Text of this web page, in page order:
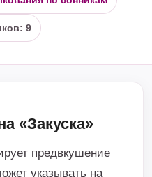
9
«Закуска»
предвкушение
указывать на